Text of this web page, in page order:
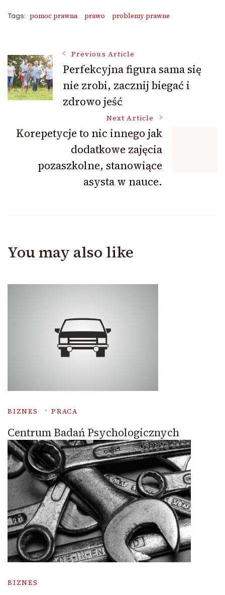
Tags: pomoc prawna prawo problemy prawne
Post
Navigation
Previous Article
Perfekcyjna figura sama się
nie zrobi, zacznij biegać i
zdrowo jeść
Next Article
Korepetycje to nic innego jak
dodatkowe zajęcia
pozaszkolne, stanowiące
asysta w nauce.
You may also like
BIZNES PRACA
Centrum Badań Psychologicznych
BIZNES